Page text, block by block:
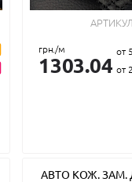
грн./м
1303.04
от
от
АВТО КОЖ.